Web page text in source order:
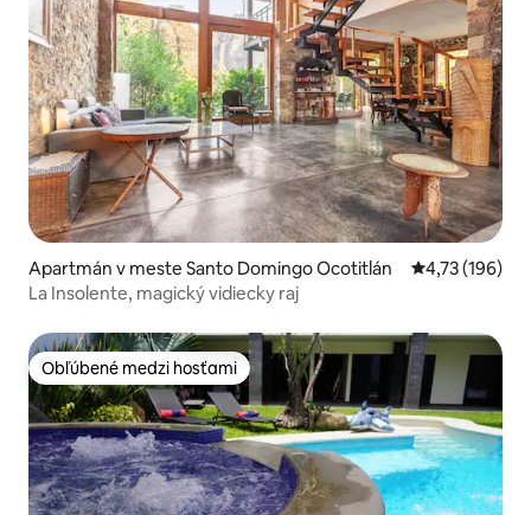
Apartmán v meste Santo Domingo Ocotitlán Priemerné
4,73 (196)
La Insolente, magický vidiecky raj
Obľúbené medzi hosťami
Obľúbené medzi hosťami